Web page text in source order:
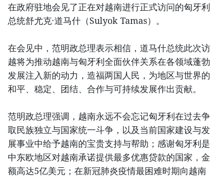
在政府驻地会见了正在对越南进行正式访问的匈牙利
总统舒尤克·道马什（Sulyok Tamas）。
在会见中，范明政总理表示相信，道马什总统此次访
越将为推动越南与匈牙利全面伙伴关系在各领域蓬勃
发展注入新的动力，造福两国人民，为地区与世界的
和平、稳定、团结、合作与可持续发展作出贡献。
范明政总理强调，越南永远不会忘记匈牙利在过去争
取民族独立与国家统一斗争，以及当前国家建设与发
展事业中给予越南的宝贵支持与帮助；感谢匈牙利是
中东欧地区对越南承诺提供最多优惠贷款的国家，金
额高达5亿美元；在新冠肺炎疫情最困难时期向越南